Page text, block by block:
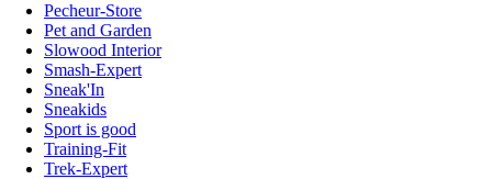
Pecheur-Store
Pet and Garden
Slowood Interior
Smash-Expert
Sneak'In
Sneakids
Sport is good
Training-Fit
Trek-Expert